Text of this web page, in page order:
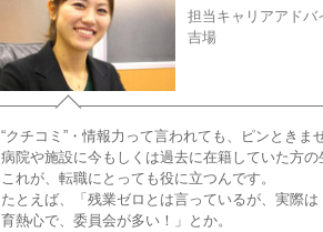
担当キャリアアドバ
吉場
“クチコミ”・情報力って言われても、ピンときま
病院や施設に今もしくは過去に在籍していた方
これが、転職にとっても役に立つんです。
たとえば、「残業ゼロとは言っているが、実際
育熱心で、委員会が多い！」とか。